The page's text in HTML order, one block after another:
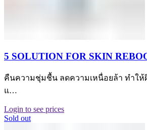
5 SOLUTION FOR SKIN
คืนความชุ่มชื้น ลดความเหนื่อยล้า ทำให้
แ…
Login to see prices
Sold out